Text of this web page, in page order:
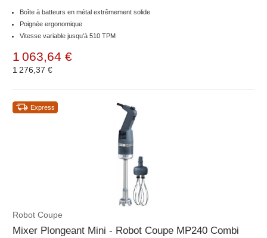
Boîte à batteurs en métal extrêmement solide
Poignée ergonomique
Vitesse variable jusqu'à 510 TPM
1 063,64 €
1 276,37 €
Express
Robot Coupe
Mixer Plongeant Mini - Robot Coupe MP240 Combi